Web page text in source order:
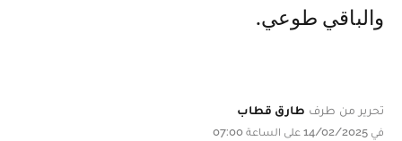
والباقي طوعي.
تحرير من طرف طارق قطاب
في 14/02/2025 على الساعة 07:00